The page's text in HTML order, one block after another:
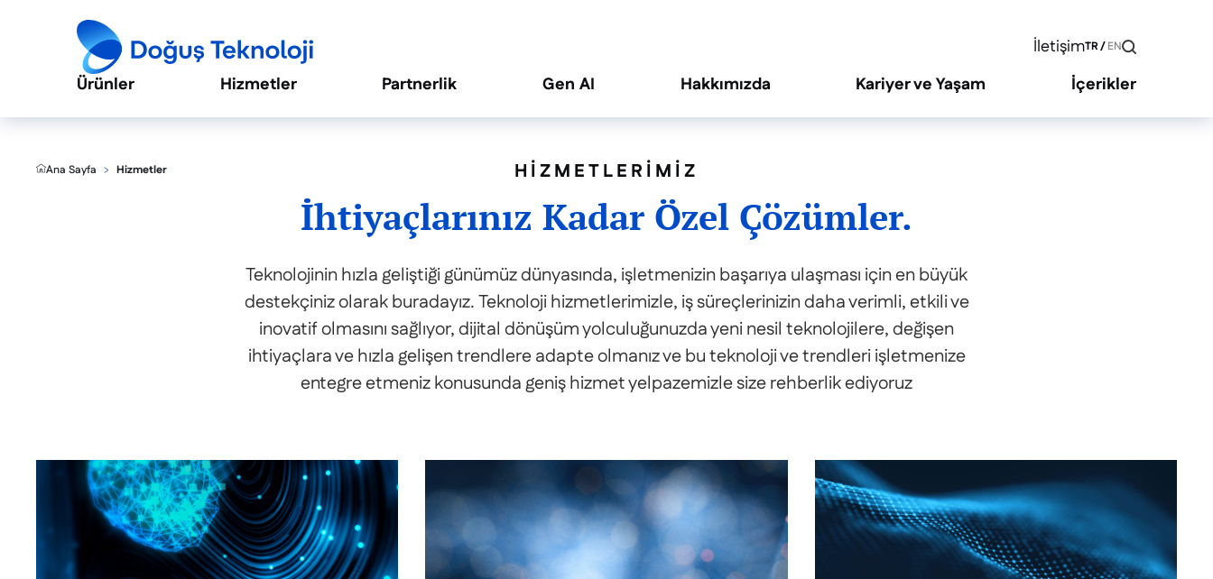
İletişimTR/EN
Ürünler Hizmetler Partnerlik Gen AI Hakkımızda Kariyer ve Yaşam İçerikler
Ana Sayfa Hizmetler HIZMETLERIMIZ
İhtiyaçlarınız Kadar Özel Çözümler.
Teknolojinin hızla geliştiği günümüz dünyasında, işletmenizin başarıya ulaşması için en büyük
destekçiniz olarak buradayız. Teknoloji hizmetlerimizle, iş süreçlerinizin daha verimli, etkili ve
inovatif olmasını sağlıyor, dijital dönüşüm yolculuğunuzda yeni nesil teknolojilere, değişen
ihtiyaçlara ve hızla gelişen trendlere adapte olmanız ve bu teknoloji ve trendleri işletmenize
entegre etmeniz konusunda geniş hizmet yelpazemizle size rehberlik ediyoruz